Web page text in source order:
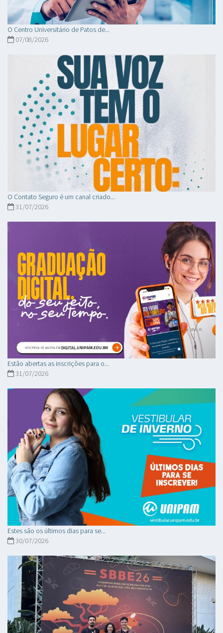
O Centro Universitário de Patos de...
07/08/2026
O Contato Seguro é um canal criado...
31/07/2026
Estão abertas as inscrições para o...
31/07/2026
Estes são os últimos dias para se...
30/07/2026